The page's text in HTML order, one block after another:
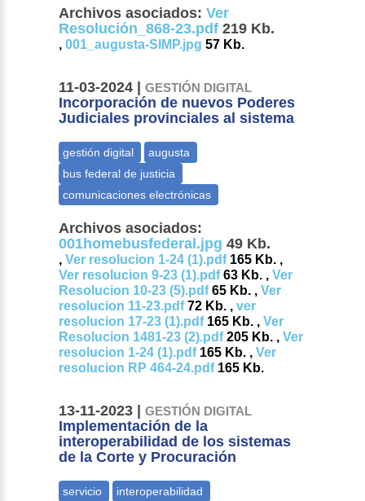
Archivos asociados: Ver
Resolución_868-23.pdf 219 Kb.
,001_augusta-SIMP.jpg 57 Kb.
11-03-2024 |GESTIÓN DIGITAL
Incorporación de nuevos Poderes
Judiciales provinciales al sistema
Archivos asociados:
001homebusfederal.jpg 49 Kb.
,Ver resolucion 1-24 (1).pdf165 Kb. ,
Ver resolucion 9-23 (1).pdf63 Kb. ,Ver
Resolucion 10-23 (5).pdf65 Kb. ,Ver
resolucion 11-23.pdf72 Kb. ,ver
resolucion 17-23 (1).pdf165 Kb. ,Ver
Resolucion 1481-23 (2).pdf205 Kb. ,Ver
resolucion 1-24 (1).pdf165 Kb. ,Ver
resolucion RP 464-24.pdf165 Kb.
13-11-2023 |GESTIÓN DIGITAL
Implementación de la
interoperabilidad de los sistemas
de la Corte y Procuración